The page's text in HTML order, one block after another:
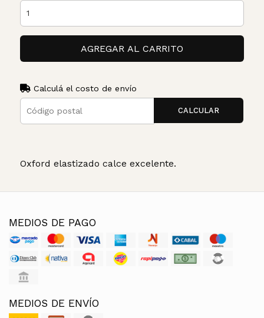
AGREGAR AL CARRITO
Calculá el costo de envío
CALCULAR
Oxford elastizado calce excelente.
MEDIOS DE PAGO
MEDIOS DE ENVÍO